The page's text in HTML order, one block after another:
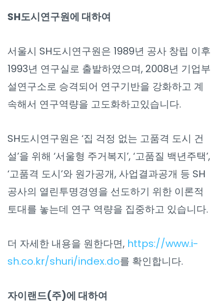
SH도시연구원에 대하여
서울시 SH도시연구원은 1989년 공사 창립 이후
1993년 연구실로 출발하였으며, 2008년 기업부
설연구소로 승격되어 연구기반을 강화하고 계
속해서 연구역량을 고도화하고있습니다.
SH도시연구원은 ‘집 걱정 없는 고품격 도시 건
설’을 위해 ‘서울형 주거복지’, ‘고품질 백년주택’,
‘고품격 도시’와 원가공개, 사업결과공개 등 SH
공사의 열린투명경영을 선도하기 위한 이론적
토대를 놓는데 연구 역량을 집중하고 있습니다.
더 자세한 내용을 원한다면, https://www.i-
sh.co.kr/shuri/index.do를 확인합니다.
자이랜드(주)에 대하여